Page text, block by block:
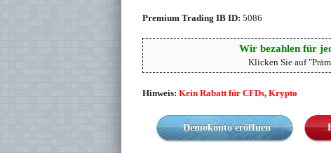
Premium Trading IB ID: 5086
Wir bezahlen für
Klicken Sie auf
Hinweis: Kein Rabatt für CFDs, Krypto
Demokonto eröffnen